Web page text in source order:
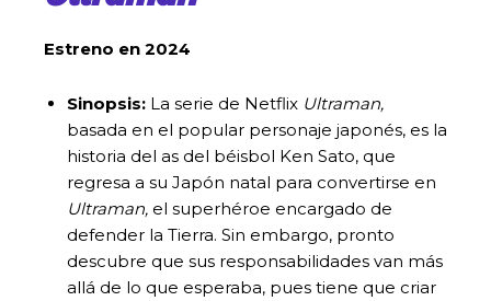
Estreno en 2024
Sinopsis: La serie de Netflix Ultraman,
basada en el popular personaje japonés, es la
historia del as del béisbol Ken Sato, que
regresa a su Japón natal para convertirse en
Ultraman, el superhéroe encargado de
defender la Tierra. Sin embargo, pronto
descubre que sus responsabilidades van más
allá de lo que esperaba, pues tiene que criar